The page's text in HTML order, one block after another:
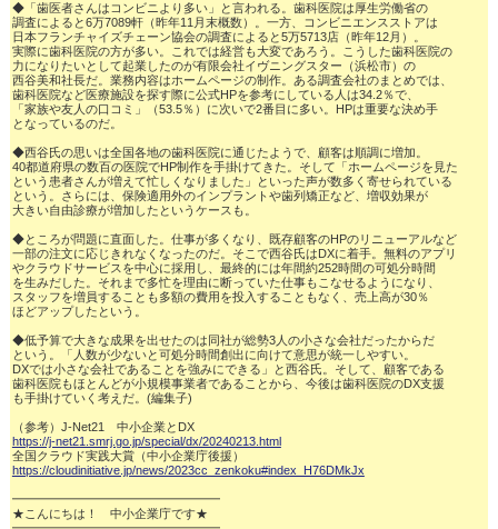
◆「歯医者さんはコンビニより多い」と言われる。歯科医院は厚生労働省の
調査によると6万7089軒（昨年11月末概数）。一方、コンビニエンスストアは
日本フランチャイズチェーン協会の調査によると5万5713店（昨年12月）。
実際に歯科医院の方が多い。これでは経営も大変であろう。こうした歯科医院の
力になりたいとして起業したのが有限会社イヴニングスター（浜松市）の
西谷美和社長だ。業務内容はホームページの制作。ある調査会社のまとめでは、
歯科医院など医療施設を探す際に公式HPを参考にしている人は34.2％で、
「家族や友人の口コミ」（53.5％）に次いで2番目に多い。HPは重要な決め手
となっているのだ。
◆西谷氏の思いは全国各地の歯科医院に通じたようで、顧客は順調に増加。
40都道府県の数百の医院でHP制作を手掛けてきた。そして「ホームページを見た
という患者さんが増えて忙しくなりました」といった声が数多く寄せられている
という。さらには、保険適用外のインプラントや歯列矯正など、増収効果が
大きい自由診療が増加したというケースも。
◆ところが問題に直面した。仕事が多くなり、既存顧客のHPのリニューアルなど
一部の注文に応じきれなくなったのだ。そこで西谷氏はDXに着手。無料のアプリ
やクラウドサービスを中心に採用し、最終的には年間約252時間の可処分時間
を生みだした。それまで多忙を理由に断っていた仕事もこなせるようになり、
スタッフを増員することも多額の費用を投入することもなく、売上高が30％
ほどアップしたという。
◆低予算で大きな成果を出せたのは同社が総勢3人の小さな会社だったからだ
という。「人数が少ないと可処分時間創出に向けて意思が統一しやすい。
DXでは小さな会社であることを強みにできる」と西谷氏。そして、顧客である
歯科医院もほとんどが小規模事業者であることから、今後は歯科医院のDX支援
も手掛けていく考えだ。(編集子)
（参考）J-Net21　中小企業とDX
https://j-net21.smrj.go.jp/special/dx/20240213.html
https://cloudinitiative.jp/news/2023cc_zenkoku#index_H76DMkJx
━━━━━━━━━━━━━━━━━
★こんにちは！　中小企業庁です★